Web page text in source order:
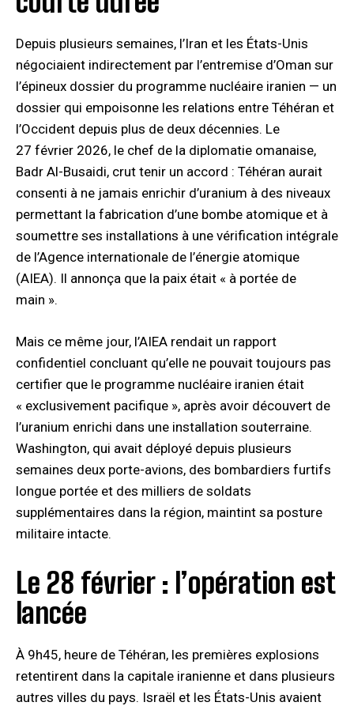
Depuis plusieurs semaines, l’Iran et les États-Unis
négociaient indirectement par l’entremise d’Oman sur
l’épineux dossier du programme nucléaire iranien — un
dossier qui empoisonne les relations entre Téhéran et
l’Occident depuis plus de deux décennies. Le
27 février 2026, le chef de la diplomatie omanaise,
Badr Al-Busaidi, crut tenir un accord : Téhéran aurait
consenti à ne jamais enrichir d’uranium à des niveaux
permettant la fabrication d’une bombe atomique et à
soumettre ses installations à une vérification intégrale
de l’Agence internationale de l’énergie atomique
(AIEA). Il annonça que la paix était « à portée de
main ».
Mais ce même jour, l’AIEA rendait un rapport
confidentiel concluant qu’elle ne pouvait toujours pas
certifier que le programme nucléaire iranien était
« exclusivement pacifique », après avoir découvert de
l’uranium enrichi dans une installation souterraine.
Washington, qui avait déployé depuis plusieurs
semaines deux porte-avions, des bombardiers furtifs
longue portée et des milliers de soldats
supplémentaires dans la région, maintint sa posture
militaire intacte.
Le 28 février : l’opération est
lancée
À 9h45, heure de Téhéran, les premières explosions
retentirent dans la capitale iranienne et dans plusieurs
autres villes du pays. Israël et les États-Unis avaient